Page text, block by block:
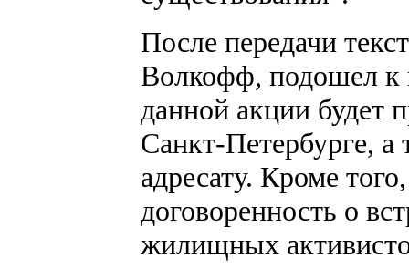
После передачи
Волкофф, подошел к
данной акции будет
Санкт-Петербурге, а
адресату. Кроме
договоренность о
жилищных